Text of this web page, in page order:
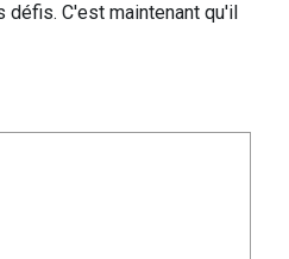
défis. C'est maintenant qu'il